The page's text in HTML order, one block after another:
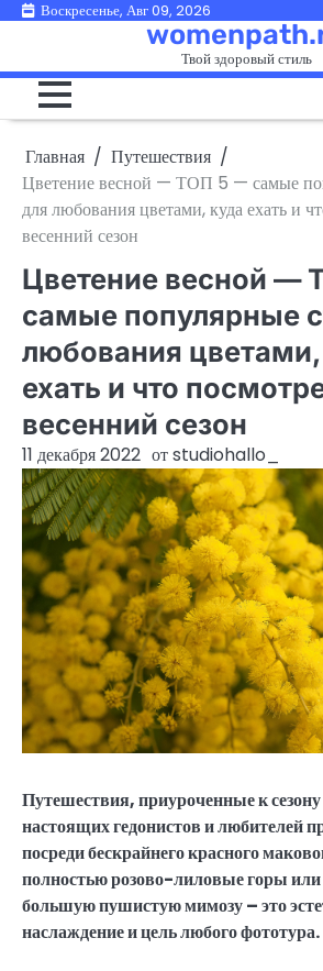
ПерейтиВоскресенье, Авг 09, 2026
Твой здоровый стиль
Главная
Путешествия
Цветение весной — ТОП 5 — самые
для любования цветами, куда ехать и
весенний сезон
Цветение весной —
самые популярные
любования
ехать и что
весенний сезон
11 декабря 2022 отstudiohallo_
Путешествия, приуроченные к
настоящих гедонистов и любителей
посреди бескрайнего красного
полностью розово-лиловые горы
большую пушистую мимозу – это
наслаждение и цель любого фототура.